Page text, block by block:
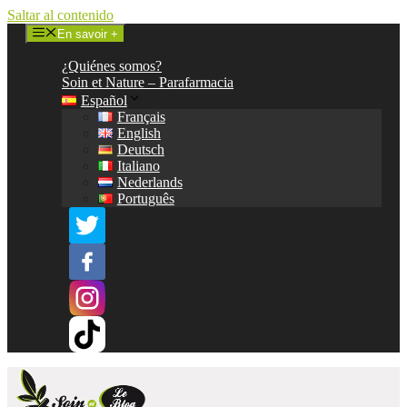
Saltar al contenido
En savoir +
¿Quiénes somos?
Soin et Nature – Parafarmacia
Español
Français
English
Deutsch
Italiano
Nederlands
Português